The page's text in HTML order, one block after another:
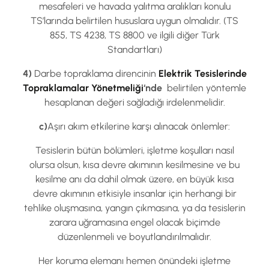
mesafeleri ve havada yalıtma aralıkları konulu
TS’larında belirtilen hususlara uygun olmalıdır. (TS
855, TS 4238, TS 8800 ve ilgili diğer Türk
Standartları)
4) Darbe topraklama direncinin Elektrik Tesislerinde
Topraklamalar Yönetmeliği‘nde belirtilen yöntemle
hesaplanan değeri sağladığı irdelenmelidir.
c)Aşırı akım etkilerine karşı alınacak önlemler:
Tesislerin bütün bölümleri, işletme koşulları nasıl
olursa olsun, kısa devre akımının kesilmesine ve bu
kesilme anı da dahil olmak üzere, en büyük kısa
devre akımının etkisiyle insanlar için herhangi bir
tehlike oluşmasına, yangın çıkmasına, ya da tesislerin
zarara uğramasına engel olacak biçimde
düzenlenmeli ve boyutlandırılmalıdır.
Her koruma elemanı hemen önündeki işletme